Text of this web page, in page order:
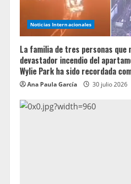
Noticias Internacionales
La familia de tres personas que
devastador incendio del
Wylie Park ha sido recordada
Ana Paula García 30 julio 2026